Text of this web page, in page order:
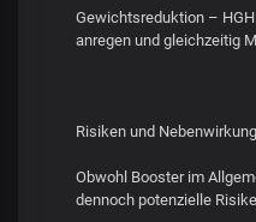
Gewichtsreduktion –
anregen und gleichzeitig
Risiken und
Obwohl Booster im
dennoch potenzielle